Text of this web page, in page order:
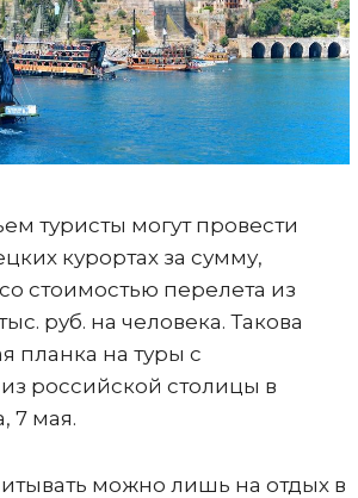
туристы могут провести
курортах за сумму,
стоимостью перелета из
руб. на человека. Такова
планка на туры с
российской столицы в
7 мая.
можно лишь на отдых в